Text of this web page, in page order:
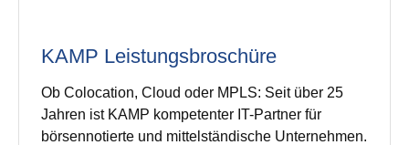
KAMP Leistungsbroschüre
Ob Colocation, Cloud oder MPLS: Seit über 25
Jahren ist KAMP kompetenter IT-Partner für
börsennotierte und mittelständische Unternehmen.